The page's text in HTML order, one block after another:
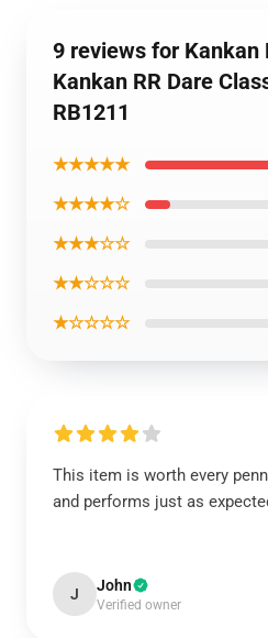
9 reviews for Kankan
Kankan RR Dare
RB1211
★★★★★
★★★★☆
★★★☆☆
★★☆☆☆
★☆☆☆☆
This item is worth every
and performs just as
J John
Verified owner